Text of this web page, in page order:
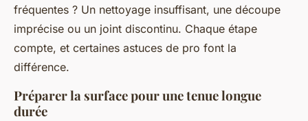
fréquentes ? Un nettoyage insuffisant, une découpe
imprécise ou un joint discontinu. Chaque étape
compte, et certaines astuces de pro font la
différence.
Préparer la surface pour une tenue longue
durée